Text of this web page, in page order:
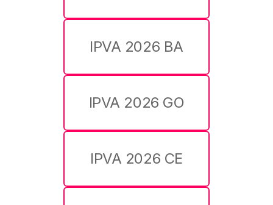
IPVA 2026 BA
IPVA 2026 GO
IPVA 2026 CE